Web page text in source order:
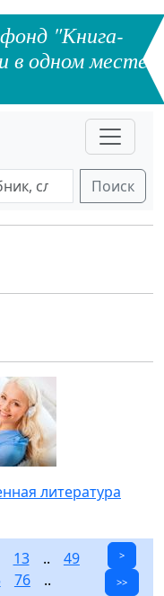
"Книга-
в одном месте
Поиск
литература
13.. 49
76..
>
>>